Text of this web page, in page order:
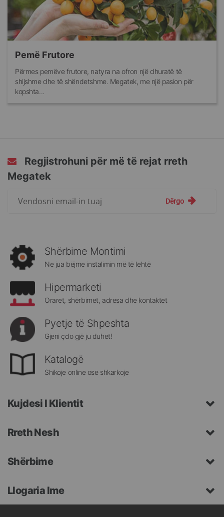
Pemë Frutore
Përmes pemëve frutore, natyra na ofron një dhuratë të
shijshme dhe të shëndetshme. Megatek, me një pasion për
kopshta...
Regjistrohuni për më të rejat rreth
Megatek
rreth
Megatek:
Dërgo
Shërbime Montimi
Ne jua bëjme instalimin më të lehtë
Hipermarketi
Oraret, shërbimet, adresa dhe kontaktet
Pyetje të Shpeshta
Gjeni çdo gjë ju duhet!
Katalogë
Shikoje online ose shkarkoje
Kujdesi I Klientit
Rreth Nesh
Shërbime
Llogaria Ime